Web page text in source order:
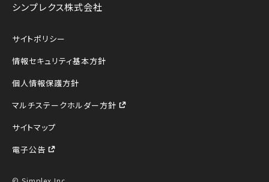
シンプレクス株式会社
サイトポリシー
情報セキュリティ基本方針
個人情報保護方針
マルチステークホルダー方針
サイトマップ
電子公告